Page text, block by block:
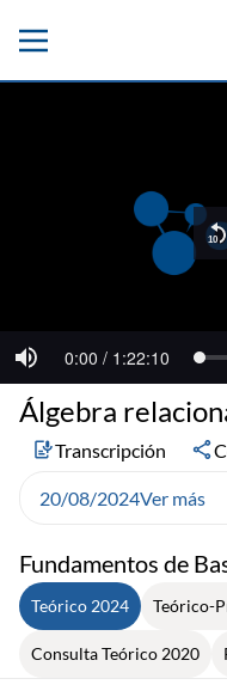
Fundamentos de
Teórico 2024 Teórico-
Consulta Teórico 2020
Álgebra
Transcripción
20/08/2024Ver más